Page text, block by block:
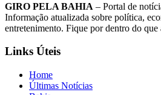
GIRO PELA BAHIA – Portal de
Informação atualizada sobre política,
entretenimento. Fique por dentro do que
Links Úteis
Home
Últimas Notícias